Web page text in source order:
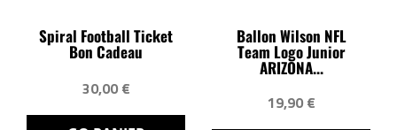
Spiral Football Ticket
Bon Cadeau
30,00 €
Ballon Wilson NFL
Team Logo Junior
ARIZONA...
19,90 €